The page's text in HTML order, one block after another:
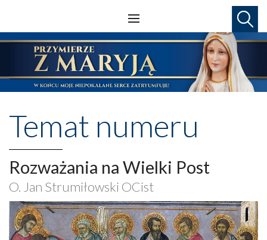
Temat numeru
Rozważania na Wielki Post
O. Jan Strumiłowski OCist